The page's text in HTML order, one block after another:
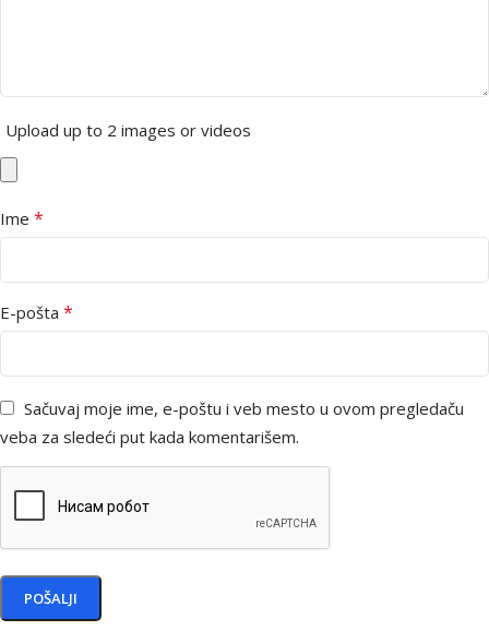
Upload up to 2 images or videos
Ime *
E-pošta *
Sačuvaj moje ime, e-poštu i veb mesto u ovom pregledaču
veba za sledeći put kada komentarišem.